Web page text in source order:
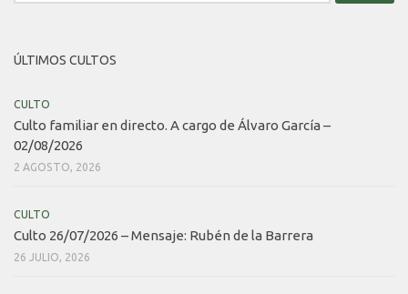
ÚLTIMOS CULTOS
CULTO
Culto familiar en directo. A cargo de Álvaro García –
02/08/2026
2 AGOSTO, 2026
CULTO
Culto 26/07/2026 – Mensaje: Rubén de la Barrera
26 JULIO, 2026